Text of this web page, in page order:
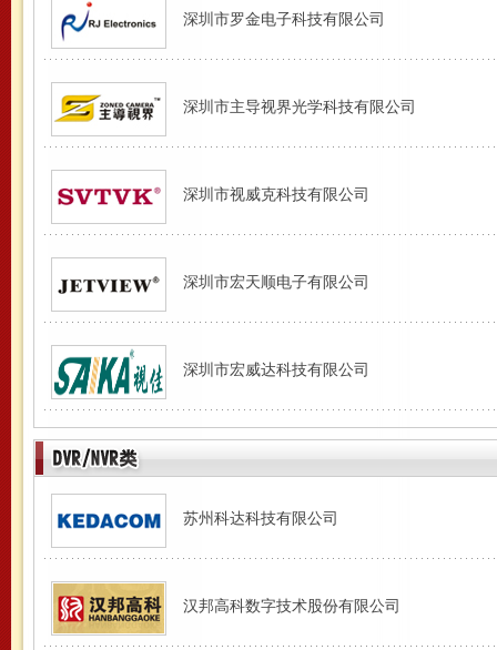
深圳市罗金电子科技有限公司
深圳市主导视界光学科技有限公司
深圳市视威克科技有限公司
深圳市宏天顺电子有限公司
深圳市宏威达科技有限公司
苏州科达科技有限公司
汉邦高科数字技术股份有限公司